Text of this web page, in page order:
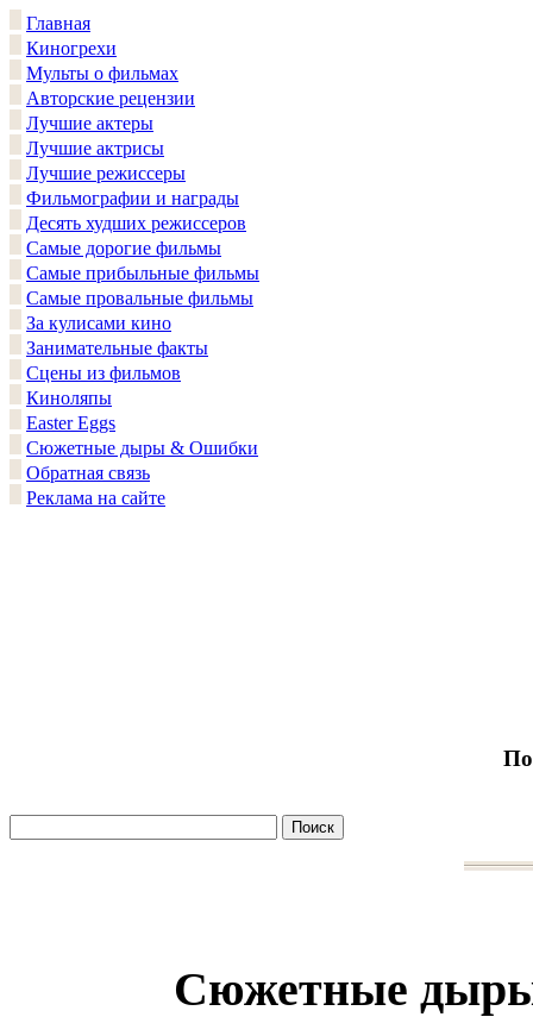
Главная
Киногрехи
Мульты о фильмах
Авторские рецензии
Лучшие актеры
Лучшие актрисы
Лучшие режиссеры
Фильмографии и награды
Десять худших режиссеров
Самые дорогие фильмы
Самые прибыльные фильмы
Самые провальные фильмы
За кулисами кино
Занимательные факты
Сцены из фильмов
Киноляпы
Easter Eggs
Сюжетные дыры & Ошибки
Обратная связь
Реклама на сайте
Сюжетные